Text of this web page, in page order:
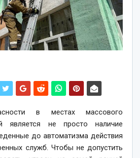
в местах массового
является не просто наличие
до автоматизма действия
служб. Чтобы не допустить